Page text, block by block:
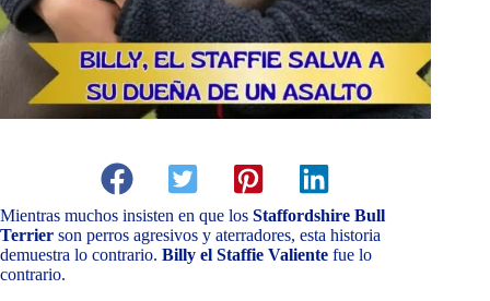
Mientras muchos insisten en que los Staffordshire Bull
Terrier son perros agresivos y aterradores, esta historia
demuestra lo contrario. Billy el Staffie Valiente fue lo
contrario.